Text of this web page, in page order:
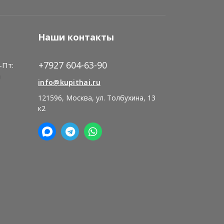
Наши контакты
+7927 604-63-90
info@kupithai.ru
121596, Москва, ул. Толбухина, 13
к2